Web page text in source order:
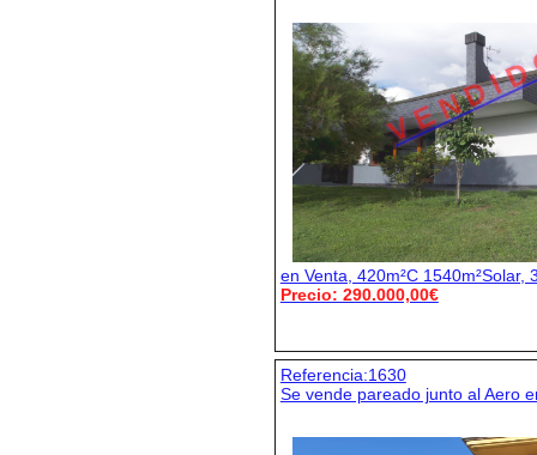
V E N D I
en Venta, 420m²C 1540m²Solar,
Precio: 290.000,00€
Referencia:1630
Se vende pareado junto al Aero